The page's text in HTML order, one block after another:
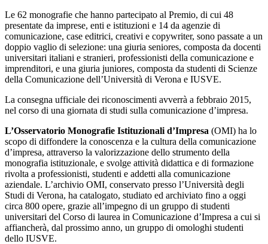
Le 62 monografie che hanno partecipato al Premio, di cui 48
presentate da imprese, enti e istituzioni e 14 da agenzie di
comunicazione, case editrici, creativi e copywriter, sono passate a un
doppio vaglio di selezione: una giuria seniores, composta da docenti
universitari italiani e stranieri, professionisti della comunicazione e
imprenditori, e una giuria juniores, composta da studenti di Scienze
della Comunicazione dell’Università di Verona e IUSVE.
La consegna ufficiale dei riconoscimenti avverrà a febbraio 2015,
nel corso di una giornata di studi sulla comunicazione d’impresa.
L’Osservatorio Monografie Istituzionali d’Impresa (OMI) ha lo
scopo di diffondere la conoscenza e la cultura della comunicazione
d’impresa, attraverso la valorizzazione dello strumento della
monografia istituzionale, e svolge attività didattica e di formazione
rivolta a professionisti, studenti e addetti alla comunicazione
aziendale. L’archivio OMI, conservato presso l’Università degli
Studi di Verona, ha catalogato, studiato ed archiviato fino a oggi
circa 800 opere, grazie all’impegno di un gruppo di studenti
universitari del Corso di laurea in Comunicazione d’Impresa a cui si
affiancherà, dal prossimo anno, un gruppo di omologhi studenti
dello IUSVE.